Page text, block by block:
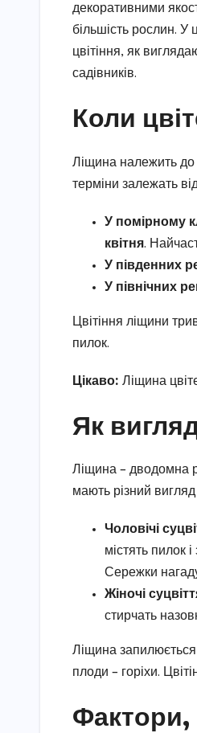
декоративними
більшість рослин. У
цвітіння, як
садівників.
Коли
Ліщина належить до
терміни залежать
У помірному
квітня.
У південних
У північних
Цвітіння ліщини
пилок.
Цікаво: Ліщина
Як
Ліщина – дводомна
мають різний вигляд
Чоловічі
містять пилок
Сережки
Жіночі
стирчать
Ліщина запилюється
плоди – горіхи.
Фактори,